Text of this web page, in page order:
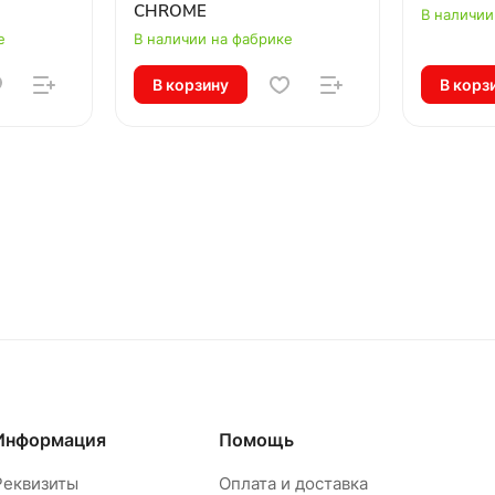
CHROME
В наличии на фабрике
В корзину
В
В
Помощь
Оплата и доставка